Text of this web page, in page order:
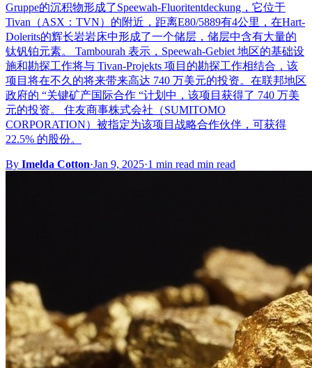
Gruppe的沉积物形成了Speewah-Fluoritentdeckung，它位于
Tivan（ASX：TVN）的附近，距离E80/5889有4公里，在Hart-
Dolerits的辉长岩岩床中形成了一个储层，储层中含有大量的
钛钒铂元素。 Tambourah 表示，Speewah-Gebiet 地区的基础设
施和勘探工作将与 Tivan-Projekts 项目的勘探工作相结合，该
项目将在不久的将来带来高达 740 万美元的投资。在联邦地区
政府的 “关键矿产国际合作 “计划中，该项目获得了 740 万美
元的投资。 住友商事株式会社（SUMITOMO
CORPORATION）被指定为该项目战略合作伙伴，可获得
22.5% 的股份。
By Imelda Cotton·Jan 9, 2025·1 min read min read